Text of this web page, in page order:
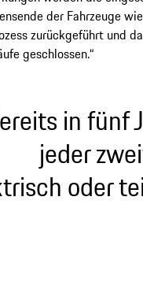
der Fahrzeuge
zurückgeführt und
geschlossen.“
in fünf
jeder
oder